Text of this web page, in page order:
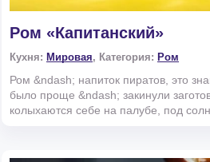
Ром «Капитанский»
Кухня: Мировая, Категория: Ром
Ром &ndash; напиток пиратов, это
было проще &ndash; закинули
колыхаются себе на палубе, под